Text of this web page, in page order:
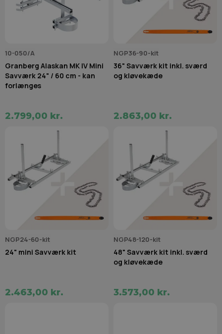
10-050/A
Granberg Alaskan MK IV Mini
Savværk 24" / 60 cm - kan
forlænges
2.799,00 kr.
NGP36-90-kit
36" Savværk kit inkl. sværd
og kløvekæde
2.863,00 kr.
NGP24-60-kit
24" mini Savværk kit
2.463,00 kr.
NGP48-120-kit
48" Savværk kit inkl. sværd
og kløvekæde
3.573,00 kr.